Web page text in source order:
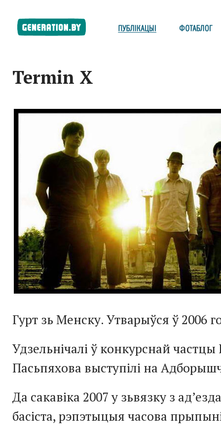
Termin X
Гурт зь Менску. Утварыўся ў 2006
Удзельнічалі ў конкурснай
Пасьпяхова выступілі на
Да сакавіка 2007 у зьвязку з
басіста, рэпэтыцыя часова